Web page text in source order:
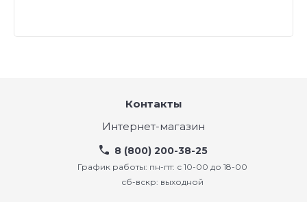
Контакты
Интернет-магазин
8 (800) 200-38-25
График работы: пн-пт: с 10-00 до 18-00
сб-вскр: выходной